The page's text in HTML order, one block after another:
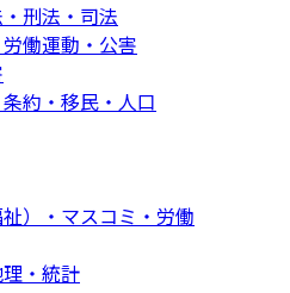
刑法・司法
働運動・公害
約・移民・人口
）・マスコミ・労働
・統計